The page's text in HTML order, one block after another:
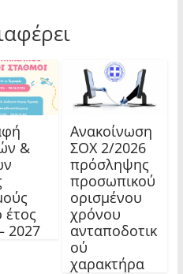
&
έτος
2027
Ανακοίνωση
ΣΟΧ 2/2026
πρόσληψης
προσωπικού
ορισμένου
χρόνου
ανταποδοτικ
ού
χαρακτήρα